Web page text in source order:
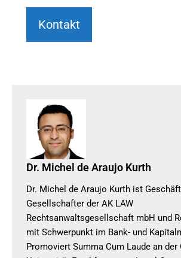
Kontakt
Dr. Michel de Araujo Kurth
Dr. Michel de Araujo Kurth ist
Gesellschafter der AK LAW
Rechtsanwaltsgesellschaft mbH und
mit Schwerpunkt im Bank- und
Promoviert Summa Cum Laude an der